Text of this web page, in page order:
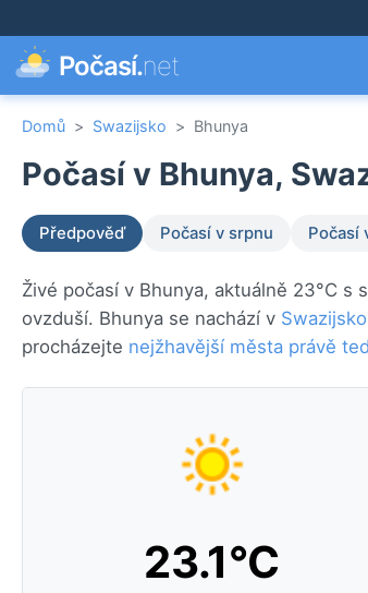
Počasí.net
Domů > Swazijsko > Bhunya
Počasí v Bhunya,
Předpověď Počasí v srpnu Počasí
Živé počasí v Bhunya, aktuálně 23°C
ovzduší. Bhunya se nachází v Swazijsko
procházejte nejžhavější města právě
23.1°C